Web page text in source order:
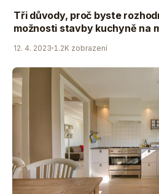
Tři důvody, proč byste
možnosti stavby kuchyně na
12. 4. 2023 1.2K zobrazení